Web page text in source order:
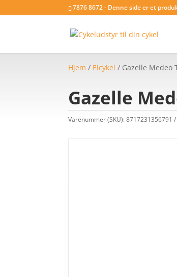
7876 8672 - Denne side er et
Hjem / Elcykel / Gazelle Medeo
Gazelle
Varenummer (SKU):8717231356791